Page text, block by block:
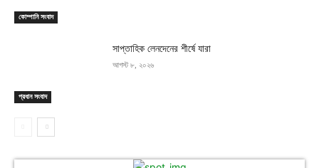
কোম্পানি সংবাদ
প্রধান সংবাদ
সাপ্তাহিক লেনদেনের শীর্ষে যারা
আগস্ট ৮, ২০২৬